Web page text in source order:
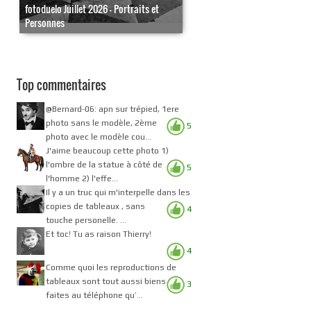
fotoduelo Juillet 2026 - Portraits et
Personnes
Top commentaires
5
@Bernard-06: apn sur trépied, 1ere
photo sans le modèle, 2ème
photo avec le modèle cou...
5
J'aime beaucoup cette photo 1)
l'ombre de la statue à côté de
l'homme 2) l'effe...
4
Il y a un truc qui m'interpelle dans les
copies de tableaux , sans
touche personelle. ...
4
Et toc! Tu as raison Thierry!
3
Comme quoi les reproductions de
tableaux sont tout aussi biens
faites au téléphone qu’...